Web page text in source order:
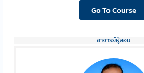
Go To Course
อาจารย์ผู้สอน